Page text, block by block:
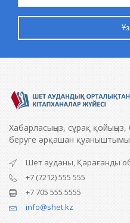
Хабарласыңыз, сұрақ
беруге әрқашан
Шет ауданы, Қарағанды
+7 (7212) 555 555
+7 705 555 5555
info@shet.kz